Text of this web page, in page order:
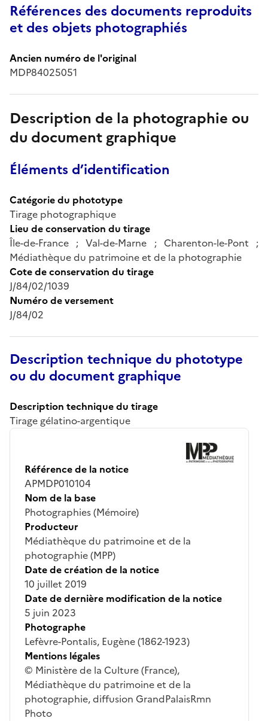
Références des documents reproduits
et des objets photographiés
Ancien numéro de l'original
MDP84025051
Description de la photographie ou
du document graphique
Éléments d’identification
Catégorie du phototype
Tirage photographique
Lieu de conservation du tirage
Île-de-France ; Val-de-Marne ; Charenton-le-Pont ;
Médiathèque du patrimoine et de la photographie
Cote de conservation du tirage
J/84/02/1039
Numéro de versement
J/84/02
Description technique du phototype
ou du document graphique
Description technique du tirage
Tirage gélatino-argentique
Référence de la notice
APMDP010104
Nom de la base
Photographies (Mémoire)
Producteur
Médiathèque du patrimoine et de la
photographie (MPP)
Date de création de la notice
10 juillet 2019
Date de dernière modification de la notice
5 juin 2023
Photographe
Lefèvre-Pontalis, Eugène (1862-1923)
Mentions légales
© Ministère de la Culture (France),
Médiathèque du patrimoine et de la
photographie, diffusion GrandPalaisRmn
Photo